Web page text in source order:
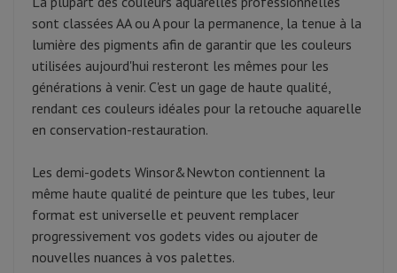
sont classées AA ou A pour la permanence, la tenue à la
lumière des pigments afin de garantir que les couleurs
utilisées aujourd'hui resteront les mêmes pour les
générations à venir. C'est un gage de haute qualité,
rendant ces couleurs idéales pour la retouche aquarelle
en conservation-restauration.
Les demi-godets Winsor&Newton contiennent la
même haute qualité de peinture que les tubes, leur
format est universelle et peuvent remplacer
progressivement vos godets vides ou ajouter de
nouvelles nuances à vos palettes.